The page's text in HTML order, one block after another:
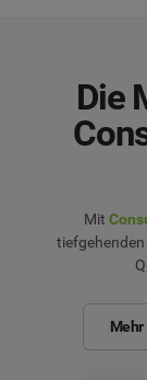
Die
Mit
Mehr